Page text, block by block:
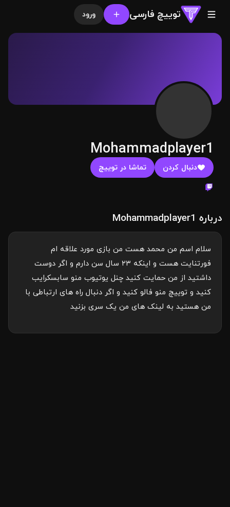
توییچ فارسی ورود
Mohammadplayer1
دنبال کردن تماشا در توییچ
درباره Mohammadplayer1
سلام اسم من محمد هست من بازی مورد علاقه ام
فورتنایت هست و اینکه ۲۳ سال سن دارم و اگر دوست
داشتید از من حمایت کنید چنل یوتیوب منو سابسکرایب
کنید و توییچ منو فالو کنید و اگر دنبال راه های ارتباطی با
من هستید به لینک های من یک سری بزنید